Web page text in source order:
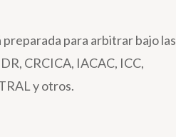
para arbitrar bajo las
CRCICA, IACAC, ICC,
y otros.